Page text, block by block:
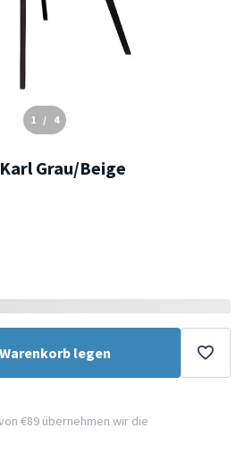
1 / 4
Grau/Beige
legen
€89 übernehmen wir die